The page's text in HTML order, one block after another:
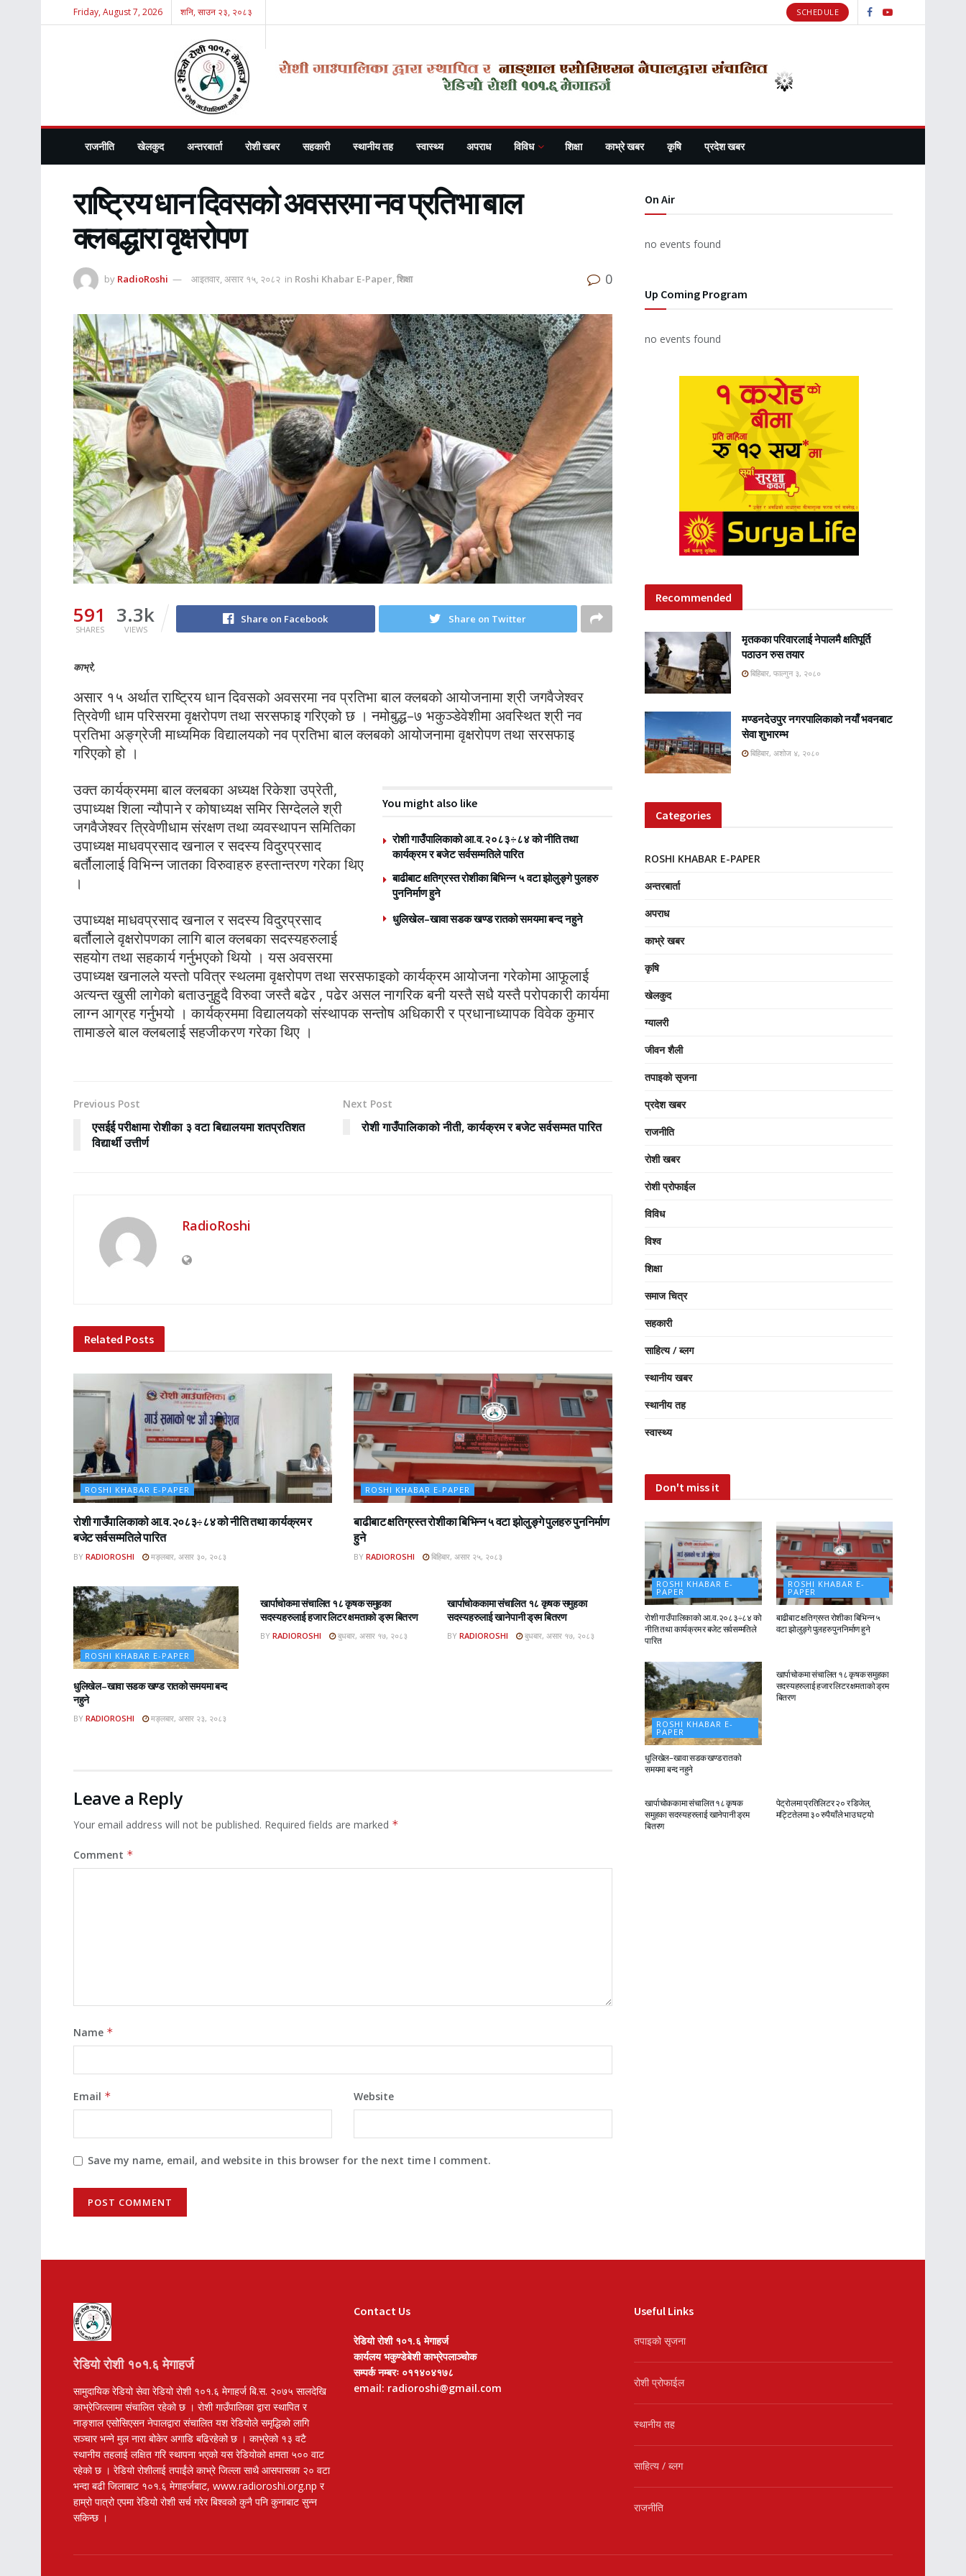
Friday, August 7, 2026 शनि, साउन २३, २०८३ SCHEDULE
राजनीति खेलकुद अन्तरबार्ता रोशी खबर सहकारी स्थानीय तह स्वास्थ्य अपराध विविध शिक्षा काभ्रे खबर कृषि प्रदेश खबर
राष्ट्रिय धान दिवसको अवसरमा नव प्रतिभा बाल
क्लबद्धारा वृक्षरोपण
by RadioRoshi आइतवार, असार १५, २०८२ in Roshi Khabar E-Paper,शिक्षा 0
591
SHARES
3.3k
VIEWS
Share on Facebook Share on Twitter
काभ्रे,
असार १५ अर्थात राष्ट्रिय धान दिवसको अवसरमा नव प्रतिभा बाल क्लबको आयोजनामा श्री जगवैजेश्वर
त्रिवेणी धाम परिसरमा वृक्षरोपण तथा सरसफाइ गरिएको छ । नमोबुद्ध–७ भकुञ्डेवेशीमा अवस्थित श्री नव
प्रतिभा अङ्ग्रेजी माध्यमिक विद्यालयको नव प्रतिभा बाल क्लबको आयोजनामा वृक्षरोपण तथा सरसफाइ
गरिएको हो ।
You might also like
रोशी गाउँपालिकाको आ.व.२०८३÷८४ को नीति तथा
कार्यक्रम र बजेट सर्वसम्मतिले पारित
बाढीबाट क्षतिग्रस्त रोशीका बिभिन्न ५ वटा झोलुङ्गे पुलहरु
पुननिर्माण हुने
धुलिखेल–खावा सडक खण्ड रातको समयमा बन्द नहुने
उक्त कार्यक्रममा बाल क्लबका अध्यक्ष रिकेशा उप्रेती,
उपाध्यक्ष शिला न्यौपाने र कोषाध्यक्ष समिर सिग्देलले श्री
जगवैजेश्वर त्रिवेणीधाम संरक्षण तथा व्यवस्थापन समितिका
उपाध्यक्ष माधवप्रसाद खनाल र सदस्य विदुरप्रसाद
बर्तौलालाई विभिन्न जातका विरुवाहरु हस्तान्तरण गरेका थिए
।
उपाध्यक्ष माधवप्रसाद खनाल र सदस्य विदुरप्रसाद
बर्तौलाले वृक्षरोपणका लागि बाल क्लबका सदस्यहरुलाई
सहयोग तथा सहकार्य गर्नुभएको थियो । यस अवसरमा
उपाध्यक्ष खनालले यस्तो पवित्र स्थलमा वृक्षरोपण तथा सरसफाइको कार्यक्रम आयोजना गरेकोमा आफूलाई
अत्यन्त खुसी लागेको बताउनुहुदै विरुवा जस्तै बढेर , पढेर असल नागरिक बनी यस्तै सधै यस्तै परोपकारी कार्यमा
लाग्न आग्रह गर्नुभयो । कार्यक्रममा विद्यालयको संस्थापक सन्तोष अधिकारी र प्रधानाध्यापक विवेक कुमार
तामाङले बाल क्लबलाई सहजीकरण गरेका थिए ।
Previous Post
एसईई परीक्षामा रोशीका ३ वटा बिद्यालयमा शतप्रतिशत
विद्यार्थी उत्तीर्ण
Next Post
रोशी गाउँपालिकाको नीती, कार्यक्रम र बजेट सर्वसम्मत पारित
RadioRoshi
Related Posts
ROSHI KHABAR E-PAPER
रोशी गाउँपालिकाको आ.व.२०८३÷८४ को नीति तथा कार्यक्रम र
बजेट सर्वसम्मतिले पारित
BY RADIOROSHI मङ्लबार, असार ३०, २०८३
ROSHI KHABAR E-PAPER
बाढीबाट क्षतिग्रस्त रोशीका बिभिन्न ५ वटा झोलुङ्गे पुलहरु पुननिर्माण
हुने
BY RADIOROSHI बिहिबार, असार २५, २०८३
ROSHI KHABAR E-PAPER
धुलिखेल–खावा सडक खण्ड रातको समयमा बन्द
नहुने
BY RADIOROSHI मङ्लबार, असार २३, २०८३
खार्पाचोकमा संचालित १८ कृषक समुहका
सदस्यहरुलाई हजार लिटर क्षमताको ड्रम बितरण
BY RADIOROSHI बुधबार, असार १७, २०८३
खार्पाचोककामा संचालित १८ कृषक समुहका
सदस्यहरुलाई खानेपानी ड्रम बितरण
BY RADIOROSHI बुधबार, असार १७, २०८३
Leave a Reply
Your email address will not be published. Required fields are marked *
Comment *
Name *
Email * Website
Save my name, email, and website in this browser for the next time I comment.
On Air
no events found
Up Coming Program
no events found
Recommended
मृतकका परिवारलाई नेपालमै क्षतिपूर्ति
पठाउन रुस तयार
बिहिबार, फाल्गुन ३, २०८०
मण्डनदेउपुर नगरपालिकाको नयाँ भवनबाट
सेवा शुभारम्भ
बिहिबार, अशोज ४, २०८०
Categories
ROSHI KHABAR E-PAPER
अन्तरबार्ता
अपराध
काभ्रे खबर
कृषि
खेलकुद
ग्यालरी
जीवन शैली
तपाइको सृजना
प्रदेश खबर
राजनीति
रोशी खबर
रोशी प्रोफाईल
विविध
विश्व
शिक्षा
समाज चित्र
सहकारी
साहित्य / ब्लग
स्थानीय खबर
स्थानीय तह
स्वास्थ्य
Don't miss it
ROSHI KHABAR E-
PAPER
रोशी गाउँपालिकाको आ.व.२०८३÷८४ को
नीति तथा कार्यक्रम र बजेट सर्वसम्मतिले
पारित
ROSHI KHABAR E-
PAPER
बाढीबाट क्षतिग्रस्त रोशीका बिभिन्न ५
वटा झोलुङ्गे पुलहरु पुननिर्माण हुने
ROSHI KHABAR E-
PAPER
धुलिखेल–खावा सडक खण्ड रातको
समयमा बन्द नहुने
खार्पाचोकमा संचालित १८ कृषक समुहका
सदस्यहरुलाई हजार लिटर क्षमताको ड्रम
बितरण
ROSHI KHABAR E-
खार्पाचोककामा संचालित १८ कृषक
समुहका सदस्यहरुलाई खानेपानी ड्रम
बितरण
पेट्रोलमा प्रतिलिटर २० र डिजेल,
मट्टितेलमा ३० रुपैयाँले भाउ घट्यो
रेडियो रोशी १०१.६ मेगाहर्ज
सामुदायिक रेडियो सेवा रेडियो रोशी १०१.६ मेगाहर्ज बि.स. २०७५ सालदेखि
काभ्रेजिल्लामा संचालित रहेको छ । रोशी गाउँपालिका द्वारा स्थापित र
नाङ्शाल एसोसिएसन नेपालद्वारा संचालित यश रेडियोले समृद्धिको लागि
सञ्चार भन्ने मुल नारा बोकेर अगाडि बढिरहेको छ । काभ्रेको १३ वटै
स्थानीय तहलाई लक्षित गरि स्थापना भएको यस रेडियोको क्षमता ५०० वाट
रहेको छ । रेडियो रोशीलाई तपाईंले काभ्रे जिल्ला साथै आसपासका २० वटा
भन्दा बढी जिलाबाट १०१.६ मेगाहर्जबाट, www.radioroshi.org.np र
हाम्रो पात्रो एपमा रेडियो रोशी सर्च गरेर बिश्वको कुनै पनि कुनाबाट सुन्न
सकिन्छ ।
Contact Us
रेडियो रोशी १०१.६ मेगाहर्ज
कार्यलय भकुण्डेबेशी काभ्रेपलाञ्चोक
सम्पर्क नम्बरः ०११४०४१७८
email: radioroshi@gmail.com
Useful Links
तपाइको सृजना
रोशी प्रोफाईल
स्थानीय तह
साहित्य / ब्लग
राजनीति